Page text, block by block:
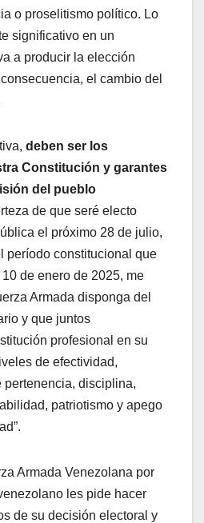
o proselitismo político. Lo
significativo en un
a producir la elección
el cambio del
deben ser los
Constitución y garantes
del pueblo
de que seré electo
el próximo 28 de julio,
período constitucional que
de enero de 2025, me
Armada disponga del
y que juntos
profesional en su
de efectividad,
disciplina,
patriotismo y apego
Armada Venezolana por
les pide hacer
de su decisión electoral y